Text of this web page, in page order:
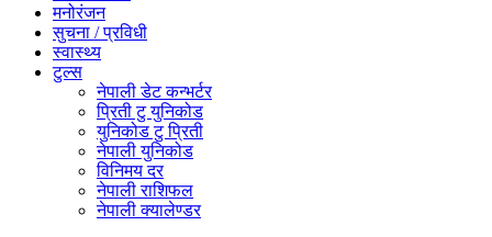
मनोरंजन
सुचना / प्रविधी
स्वास्थ्य
टुल्स
नेपाली डेट कन्भर्टर
प्रिती टु युनिकोड
युनिकोड टु प्रिती
नेपाली युनिकोड
विनिमय दर
नेपाली राशिफल
नेपाली क्यालेण्डर